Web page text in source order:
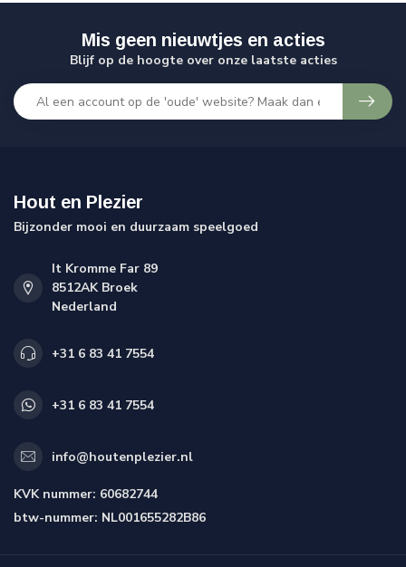
Mis geen nieuwtjes en acties
Blijf op de hoogte over onze laatste acties
Hout en Plezier
Bijzonder mooi en duurzaam speelgoed
It Kromme Far 89
8512AK Broek
Nederland
+31 6 83 41 7554
+31 6 83 41 7554
info@houtenplezier.nl
KVK nummer: 60682744
btw-nummer: NL001655282B86